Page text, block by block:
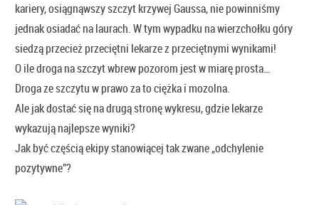
kariery, osiągnąwszy szczyt krzywej Gaussa, nie powinniśmy
jednak osiadać na laurach. W tym wypadku na wierzchołku góry
siedzą przecież przeciętni lekarze z przeciętnymi wynikami!
O ile droga na szczyt wbrew pozorom jest w miarę prosta…
Droga ze szczytu w prawo za to ciężka i mozolna.
Ale jak dostać się na drugą stronę wykresu, gdzie lekarze
wykazują najlepsze wyniki?
Jak być częścią ekipy stanowiącej tak zwane „odchylenie
pozytywne”?